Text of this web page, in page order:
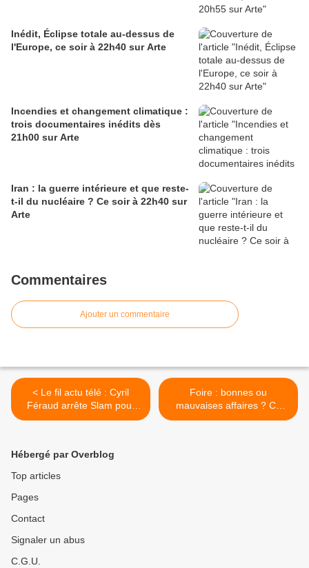
Inédit, Éclipse totale au-dessus de
l'Europe, ce soir à 22h40 sur Arte
Incendies et changement climatique :
trois documentaires inédits dès
21h00 sur Arte
Iran : la guerre intérieure et que reste-
t-il du nucléaire ? Ce soir à 22h40 sur
Arte
Commentaires
Ajouter un commentaire
< Le fil actu télé : Cyril
Féraud arrête Slam pour
Tout le monde veut prendre
Cauchemar en cuisine, Fort
Boyard, Eurovision,
Chazal, Zap, Séries,
Foire : bonnes ou
mauvaises affaires ? Ce
soir à 21h10 dans
Hébergé par Overblog
Top articles
Pages
Contact
Signaler un abus
C.G.U.